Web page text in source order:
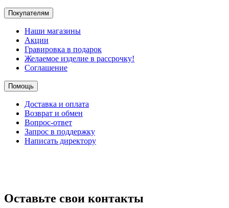
Покупателям
Наши магазины
Акции
Гравировка в подарок
Желаемое изделие в рассрочку!
Соглашение
Помощь
Доставка и оплата
Возврат и обмен
Вопрос-ответ
Запрос в поддержку
Написать директору
Оставьте свои контакты